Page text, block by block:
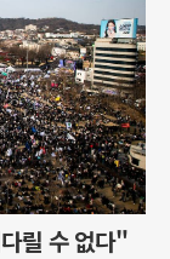
릴 수 없다"